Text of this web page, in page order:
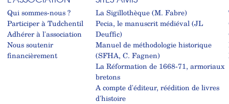
Qui sommes-nous ?
Participer à Tudchentil
Adhérer à l'association
Nous soutenir
financièrement
La Sigillothèque (M. Fabre)
Pecia, le manuscrit médiéval (JL
Deuffic)
Manuel de méthodologie historique
(SFHA, C. Fagnen)
La Réformation de 1668-71, armoriaux
bretons
A compte d'éditeur, réédition de livres
d'histoire